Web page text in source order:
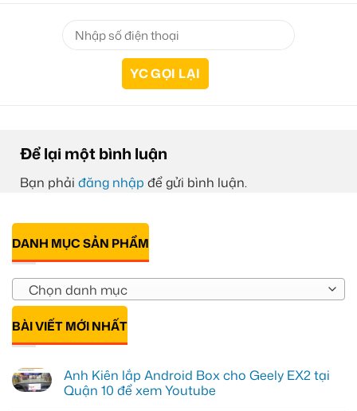
Để lại một bình luận
Bạn phải đăng nhập để gửi bình luận.
DANH MỤC SẢN PHẨM
Chọn danh mục
BÀI VIẾT MỚI NHẤT
Anh Kiên lắp Android Box cho Geely EX2 tại
Quận 10 để xem Youtube